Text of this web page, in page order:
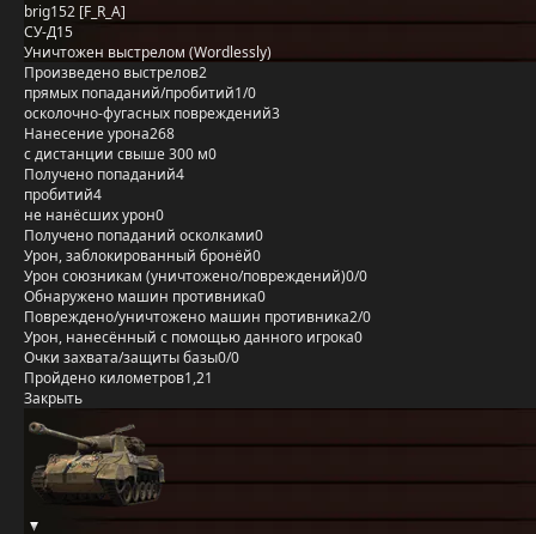
brig152 [F_R_A]
СУ-Д15
Уничтожен выстрелом (Wordlessly)
Произведено выстрелов2
прямых попаданий/пробитий1/0
осколочно-фугасных повреждений3
Нанесение урона268
с дистанции свыше 300 м0
Получено попаданий4
пробитий4
не нанёсших урон0
Получено попаданий осколками0
Урон, заблокированный бронёй0
Урон союзникам (уничтожено/повреждений)0/0
Обнаружено машин противника0
Повреждено/уничтожено машин противника2/0
Урон, нанесённый с помощью данного игрока0
Очки захвата/защиты базы0/0
Пройдено километров1,21
Закрыть